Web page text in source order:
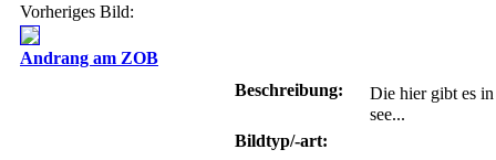
Vorheriges Bild:
Andrang am ZOB
Beschreibung:
Die hier gibt es
see...
Bildtyp/-art: